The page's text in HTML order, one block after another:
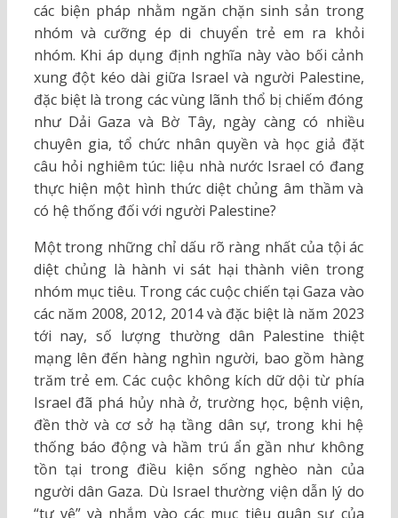
các biện pháp nhằm ngăn chặn sinh sản trong
nhóm và cưỡng ép di chuyển trẻ em ra khỏi
nhóm. Khi áp dụng định nghĩa này vào bối cảnh
xung đột kéo dài giữa Israel và người Palestine,
đặc biệt là trong các vùng lãnh thổ bị chiếm đóng
như Dải Gaza và Bờ Tây, ngày càng có nhiều
chuyên gia, tổ chức nhân quyền và học giả đặt
câu hỏi nghiêm túc: liệu nhà nước Israel có đang
thực hiện một hình thức diệt chủng âm thầm và
có hệ thống đối với người Palestine?
Một trong những chỉ dấu rõ ràng nhất của tội ác
diệt chủng là hành vi sát hại thành viên trong
nhóm mục tiêu. Trong các cuộc chiến tại Gaza vào
các năm 2008, 2012, 2014 và đặc biệt là năm 2023
tới nay, số lượng thường dân Palestine thiệt
mạng lên đến hàng nghìn người, bao gồm hàng
trăm trẻ em. Các cuộc không kích dữ dội từ phía
Israel đã phá hủy nhà ở, trường học, bệnh viện,
đền thờ và cơ sở hạ tầng dân sự, trong khi hệ
thống báo động và hầm trú ẩn gần như không
tồn tại trong điều kiện sống nghèo nàn của
người dân Gaza. Dù Israel thường viện dẫn lý do
“tự vệ” và nhắm vào các mục tiêu quân sự của